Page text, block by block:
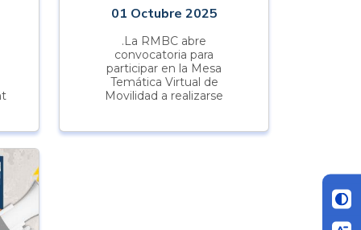
01 Octubre 2025
.La RMBC abre
convocatoria para
participar en la Mesa
Temática Virtual de
Movilidad a realizarse